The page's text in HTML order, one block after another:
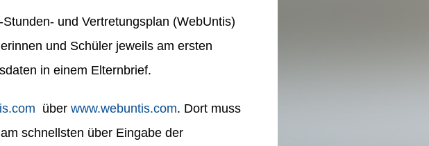
und Vertretungsplan (WebUntis)
und Schüler jeweils am ersten
in einem Elternbrief.
überwww.webuntis.com. Dort muss
schnellsten über Eingabe der